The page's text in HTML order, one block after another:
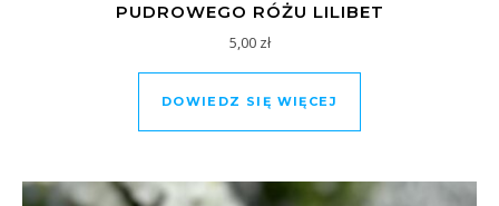
PUDROWEGO RÓŻU LILIBET
5,00 zł
DOWIEDZ SIĘ WIĘCEJ